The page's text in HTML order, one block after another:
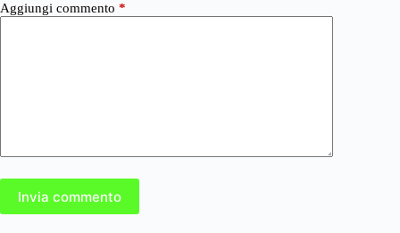
Aggiungi commento *
Invia commento